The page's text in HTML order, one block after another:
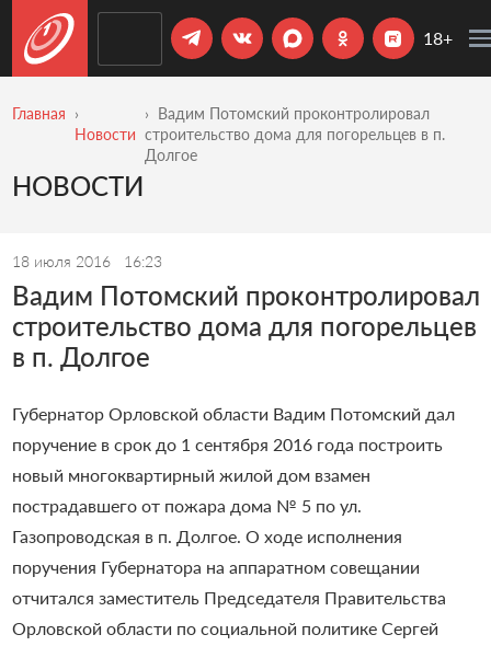
18+
Главная
Новости
Вадим Потомский проконтролировал
строительство дома для погорельцев в п.
Долгое
НОВОСТИ
18 июля 2016 16:23
Вадим Потомский проконтролировал
строительство дома для погорельцев
в п. Долгое
Губернатор Орловской области Вадим Потомский дал
поручение в срок до 1 сентября 2016 года построить
новый многоквартирный жилой дом взамен
пострадавшего от пожара дома № 5 по ул.
Газопроводская в п. Долгое. О ходе исполнения
поручения Губернатора на аппаратном совещании
отчитался заместитель Председателя Правительства
Орловской области по социальной политике Сергей